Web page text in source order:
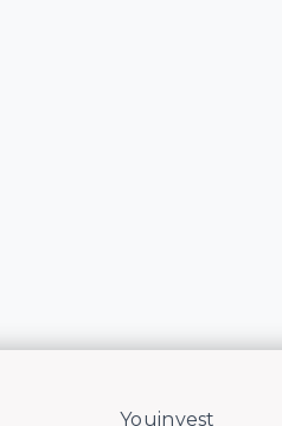
Youinvest